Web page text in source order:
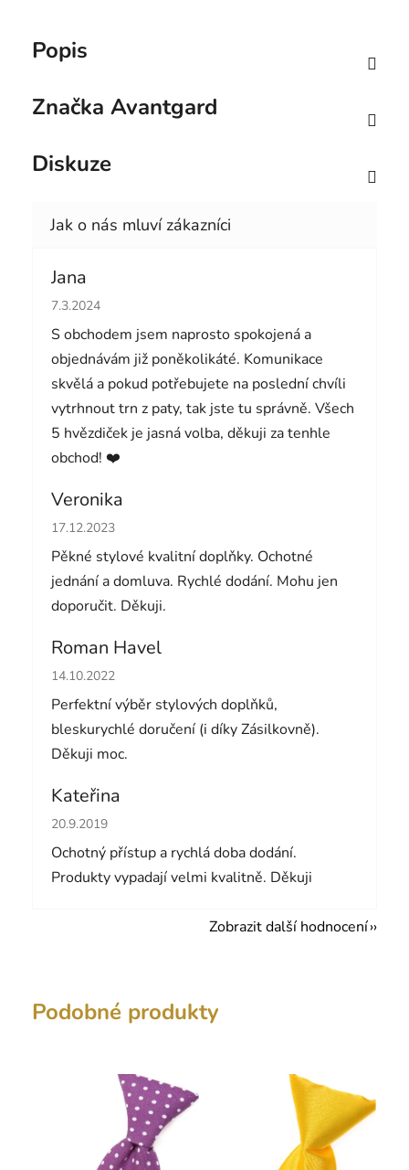
Popis
Značka Avantgard
Diskuze
Jana
Hodnocení obchodu je 5 z 5 hvězdiček.
7.3.2024
S obchodem jsem naprosto spokojená a
objednávám již poněkolikáté. Komunikace
skvělá a pokud potřebujete na poslední chvíli
vytrhnout trn z paty, tak jste tu správně. Všech
5 hvězdiček je jasná volba, děkuji za tenhle
obchod! ❤️
Veronika
Hodnocení obchodu je 5 z 5 hvězdiček.
17.12.2023
Pěkné stylové kvalitní doplňky. Ochotné
jednání a domluva. Rychlé dodání. Mohu jen
doporučit. Děkuji.
Roman Havel
Hodnocení obchodu je 5 z 5 hvězdiček.
14.10.2022
Perfektní výběr stylových doplňků,
bleskurychlé doručení (i díky Zásilkovně).
Děkuji moc.
Kateřina
Hodnocení obchodu je 5 z 5 hvězdiček.
20.9.2019
Ochotný přístup a rychlá doba dodání.
Produkty vypadají velmi kvalitně. Děkuji
Zobrazit další hodnocení
Podobné produkty